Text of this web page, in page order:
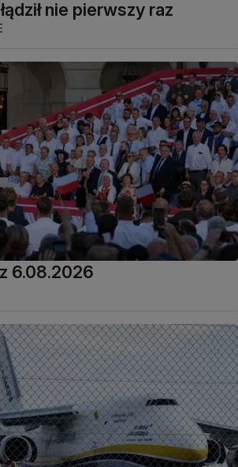
nie pierwszy raz
6.08.2026